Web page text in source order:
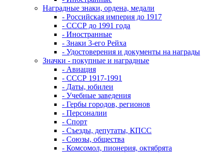
Наградные знаки, ордена, медали
- Российская империя до 1917
- СССР до 1991 года
- Иностранные
- Знаки 3-его Рейха
- Удостоверения и документы на награды
Значки - покупные и наградные
- Авиация
- СССР 1917-1991
- Даты, юбилеи
- Учебные заведения
- Гербы городов, регионов
- Персоналии
- Спорт
- Съезды, депутаты, КПСС
- Союзы, общества
- Комсомол, пионерия, октябрята